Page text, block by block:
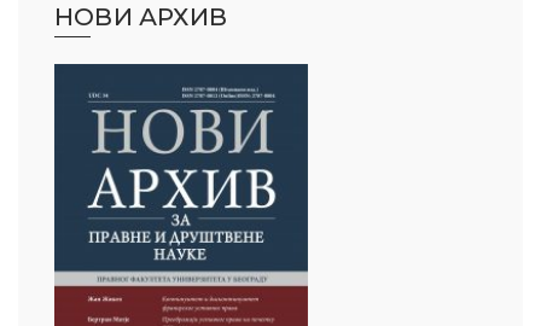
НОВИ АРХИВ